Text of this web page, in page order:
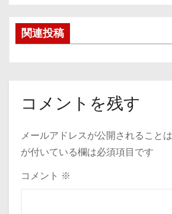
ナ
ー
シ
ョ
ン
関連投稿
コメントを残す
メールアドレスが公開されることは
が付いている欄は必須項目です
コメント ※